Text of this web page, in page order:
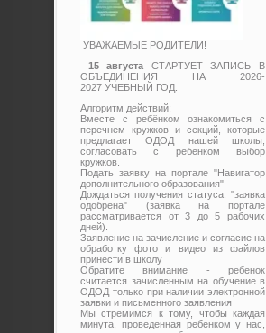
УВАЖАЕМЫЕ РОДИТЕЛИ!
15 августа СТАРТУЕТ ЗАПИСЬ В
ОБЪЕДИНЕНИЯ НА 2026-
2027 УЧЕБНЫЙ ГОД.
Алгоритм действий:
Вместе с ребёнком ознакомиться с
перечнем кружков и секций, которые
предлагает ОДОД нашей школы,
согласовать с ребенком выбор
кружков.
Подать заявку на портале "Навигатор
дополнительного образования"
Дождаться получения статуса: "заявка
одобрена" (заявка на портале
рассматривается от 3 до 5 рабочих
дней).
Заявление на зачисление и согласие на
обработку фото и видео из файлов
принести в школу
Обратите внимание - ребенок
считается зачисленным на обучение в
ОДОД только при наличии электронной
заявки и письменного заявления
Мы стремимся к тому, чтобы каждая
минута, проведенная ребенком у нас,